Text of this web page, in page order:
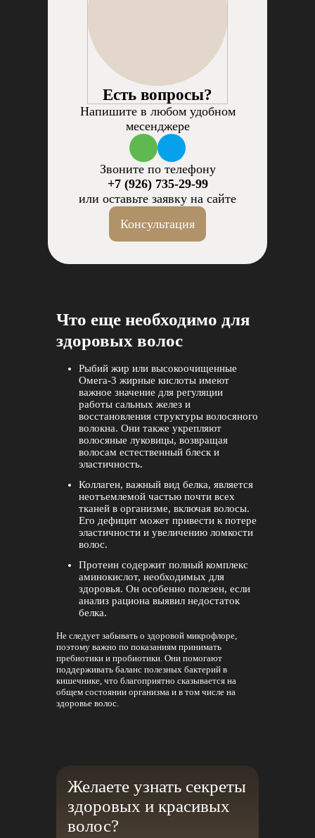
Есть вопросы?
Напишите в любом удобном
месенджере
Звоните по телефону
+7 (926) 735-29-99
или оставьте заявку на сайте
Консультация
Что еще необходимо для
здоровых волос
Рыбий жир или высокоочищенные
Омега-3 жирные кислоты имеют
важное значение для регуляции
работы сальных желез и
восстановления структуры волосяного
волокна. Они также укрепляют
волосяные луковицы, возвращая
волосам естественный блеск и
эластичность.
Коллаген, важный вид белка, является
неотъемлемой частью почти всех
тканей в организме, включая волосы.
Его дефицит может привести к потере
эластичности и увеличению ломкости
волос.
Протеин содержит полный комплекс
аминокислот, необходимых для
здоровья. Он особенно полезен, если
анализ рациона выявил недостаток
белка.
Не следует забывать о здоровой микрофлоре,
поэтому важно по показаниям принимать
пребиотики и пробиотики. Они помогают
поддерживать баланс полезных бактерий в
кишечнике, что благоприятно сказывается на
общем состоянии организма и в том числе на
здоровье волос.
Желаете узнать секреты
здоровых и красивых
волос?